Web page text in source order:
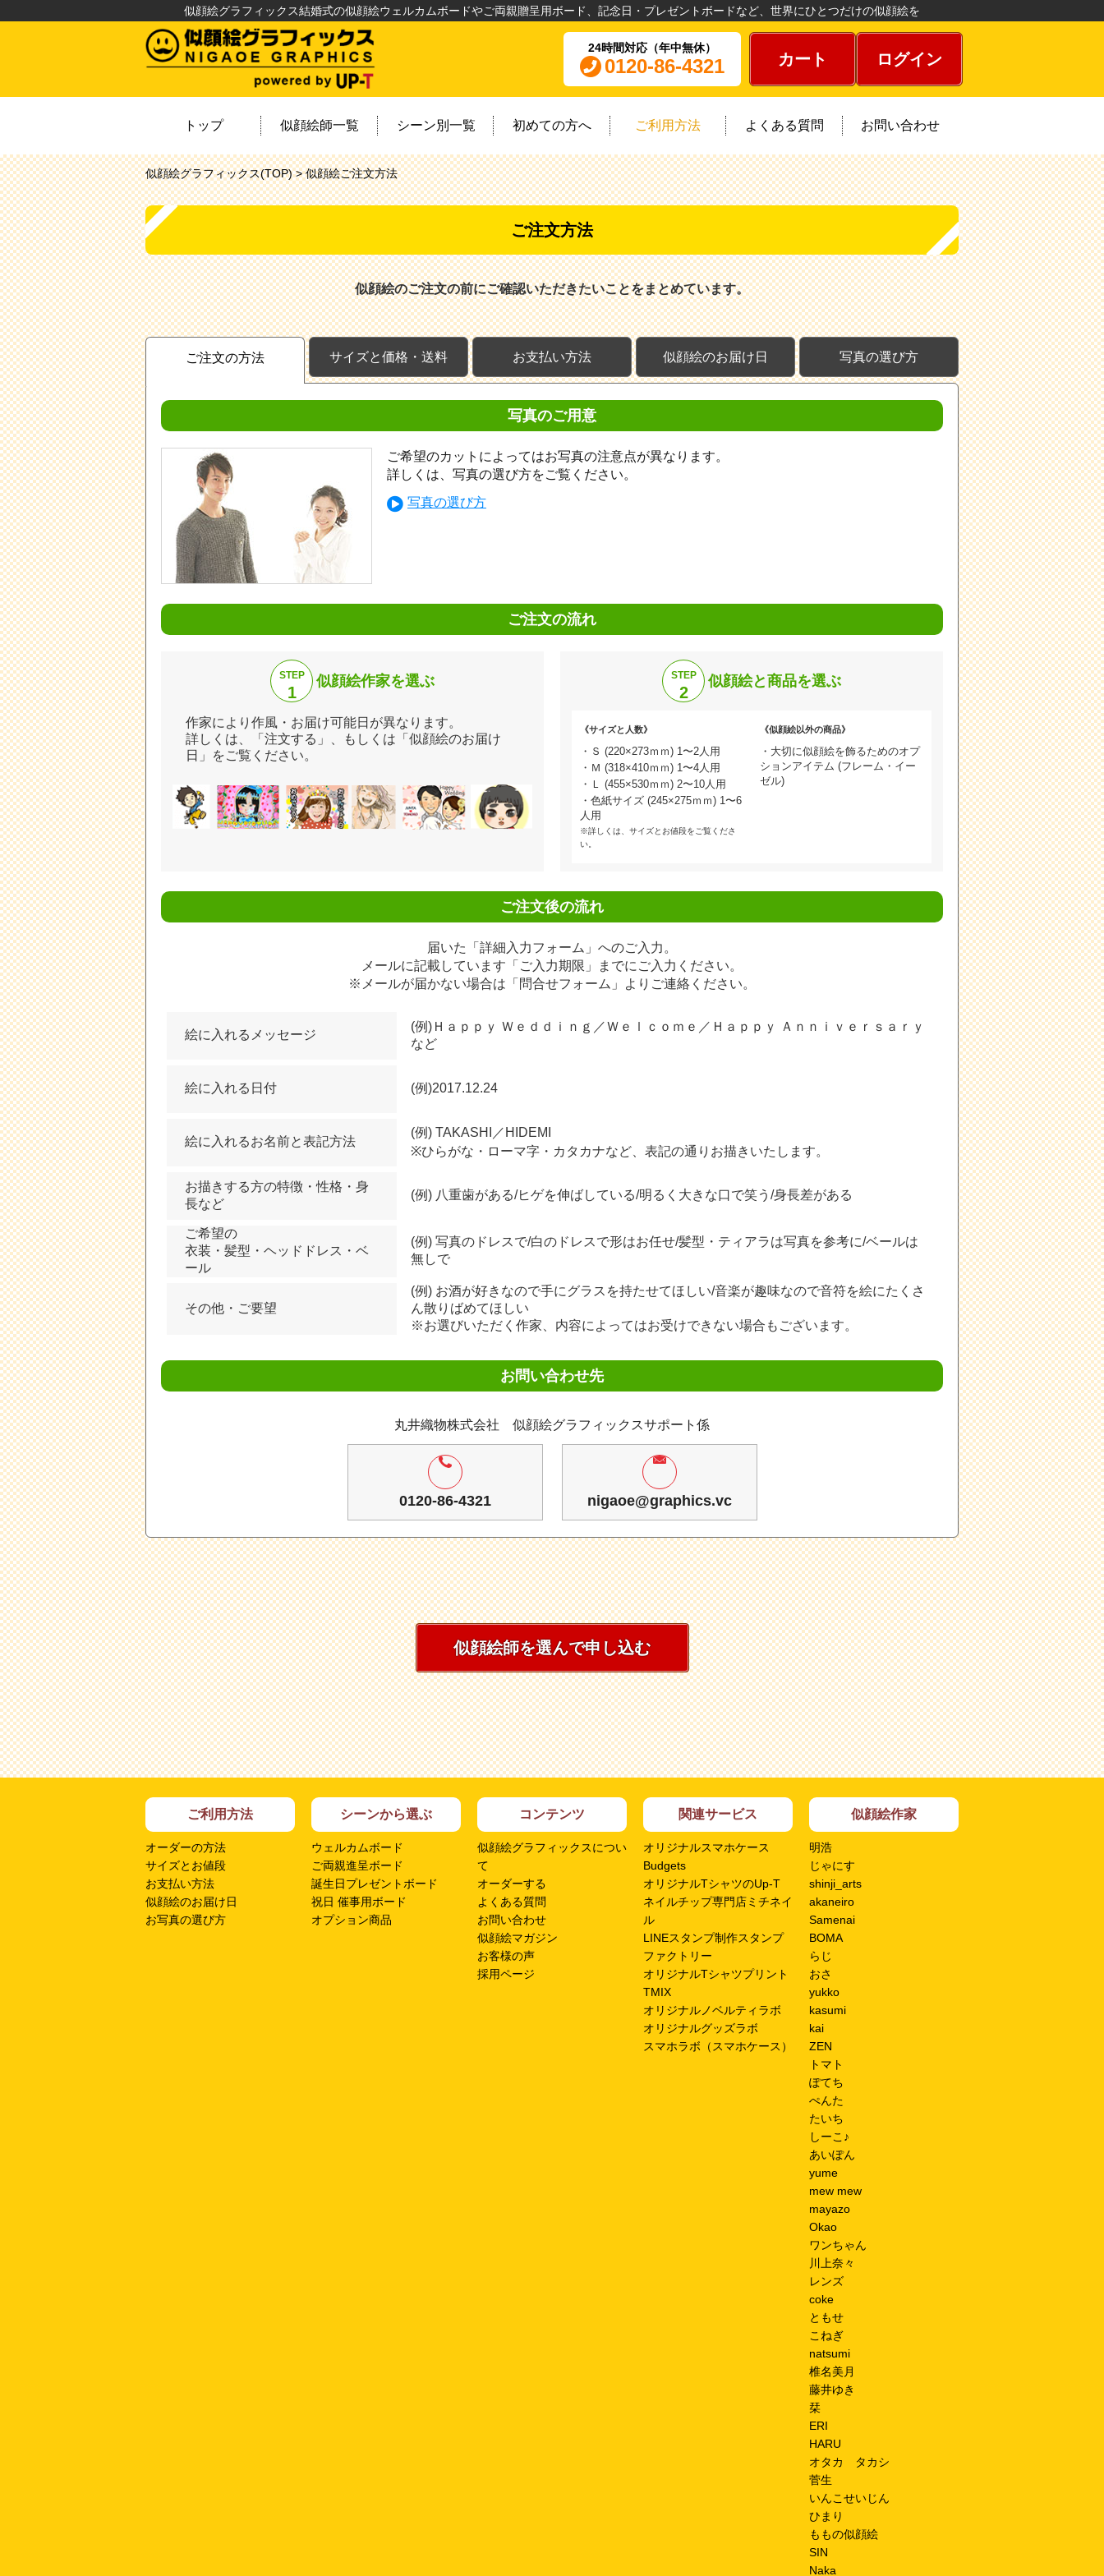
似顔絵グラフィックス結婚式の似顔絵ウェルカムボードやご両親贈呈用ボード、記念日・プレゼントボードなど、世界にひとつだけの似顔絵を
24時間対応（年中無休）
0120-86-4321 カート ログイン
トップ 似顔絵師一覧 シーン別一覧 初めての方へ ご利用方法 よくある質問 お問い合わせ
似顔絵グラフィックス(TOP) >似顔絵ご注文方法
ご注文方法
似顔絵のご注文の前にご確認いただきたいことをまとめています。
ご注文の方法 サイズと価格・送料 お支払い方法 似顔絵のお届け日 写真の選び方
写真のご用意
ご希望のカットによってはお写真の注意点が異なります。
詳しくは、写真の選び方をご覧ください。
写真の選び方
ご注文の流れ
STEP
1
似顔絵作家を選ぶ
作家により作風・お届け可能日が異なります。
詳しくは、「注文する」、もしくは「似顔絵のお届け
日」をご覧ください。
STEP
2
似顔絵と商品を選ぶ
《サイズと人数》
・Ｓ (220×273ｍｍ) 1〜2人用
・Ｍ (318×410ｍｍ) 1〜4人用
・Ｌ (455×530ｍｍ) 2〜10人用
・色紙サイズ (245×275ｍｍ) 1〜6
人用
※詳しくは、サイズとお値段をご覧くださ
い。
《似顔絵以外の商品》
・大切に似顔絵を飾るためのオプ
ションアイテム (フレーム・イー
ゼル)
ご注文後の流れ
届いた「詳細入力フォーム」へのご入力。
メールに記載しています「ご入力期限」までにご入力ください。
※メールが届かない場合は「問合せフォーム」よりご連絡ください。
絵に入れるメッセージ
(例)Ｈａｐｐｙ Ｗｅｄｄｉｎｇ／Ｗｅｌｃｏｍｅ／Ｈａｐｐｙ Ａｎｎｉｖｅｒｓａｒｙ
など
絵に入れる日付 (例)2017.12.24
絵に入れるお名前と表記方法
(例) TAKASHI／HIDEMI
※ひらがな・ローマ字・カタカナなど、表記の通りお描きいたします。
お描きする方の特徴・性格・身
長など
(例) 八重歯がある/ヒゲを伸ばしている/明るく大きな口で笑う/身長差がある
ご希望の
衣装・髪型・ヘッドドレス・ベ
ール
(例) 写真のドレスで/白のドレスで形はお任せ/髪型・ティアラは写真を参考に/ベールは
無しで
その他・ご要望
(例) お酒が好きなので手にグラスを持たせてほしい/音楽が趣味なので音符を絵にたくさ
ん散りばめてほしい
※お選びいただく作家、内容によってはお受けできない場合もございます。
お問い合わせ先
丸井織物株式会社 似顔絵グラフィックスサポート係
0120-86-4321 nigaoe@graphics.vc
似顔絵師を選んで申し込む
ご利用方法
オーダーの方法
サイズとお値段
お支払い方法
似顔絵のお届け日
お写真の選び方
シーンから選ぶ
ウェルカムボード
ご両親進呈ボード
誕生日プレゼントボード
祝日 催事用ボード
オプション商品
コンテンツ
似顔絵グラフィックスについ
て
オーダーする
よくある質問
お問い合わせ
似顔絵マガジン
お客様の声
採用ページ
関連サービス
オリジナルスマホケース
Budgets
オリジナルTシャツのUp-T
ネイルチップ専門店ミチネイ
ル
LINEスタンプ制作スタンプ
ファクトリー
オリジナルTシャツプリント
TMIX
オリジナルノベルティラボ
オリジナルグッズラボ
スマホラボ（スマホケース）
似顔絵作家
明浩
じゃにす
shinji_arts
akaneiro
Samenai
BOMA
らじ
おさ
yukko
kasumi
kai
ZEN
トマト
ぽてち
ぺんた
たいち
しーこ♪
あいぽん
yume
mew mew
mayazo
Okao
ワンちゃん
川上奈々
レンズ
coke
ともせ
こねぎ
natsumi
椎名美月
藤井ゆき
栞
ERI
HARU
オタカ タカシ
菅生
いんこせいじん
ひまり
ももの似顔絵
SIN
Naka